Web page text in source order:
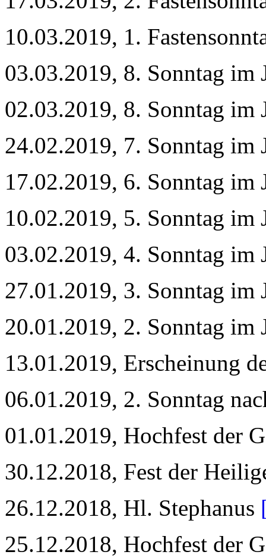
10.03.2019, 1.
03.03.2019, 8. Sonntag im
02.03.2019, 8. Sonntag im
24.02.2019, 7. Sonntag im
17.02.2019, 6. Sonntag im
10.02.2019, 5. Sonntag im
03.02.2019, 4. Sonntag im
27.01.2019, 3. Sonntag im
20.01.2019, 2. Sonntag im
13.01.2019, Erscheinung
06.01.2019, 2. Sonntag
01.01.2019, Hochfest der
30.12.2018, Fest der
26.12.2018, Hl. Stephanus
25.12.2018, Hochfest der